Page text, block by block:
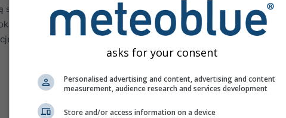
stronę.
użytkownika
asks for your consent
Personalised advertising and content, advertising and content
measurement, audience research and services development
Store and/or access information on a device